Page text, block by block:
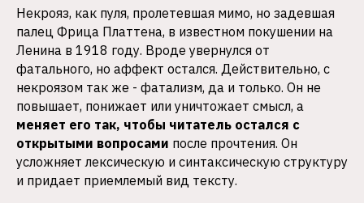
Некрояз, как пуля, пролетевшая мимо, но задевшая
палец Фрица Платтена, в известном покушении на
Ленина в 1918 году. Вроде увернулся от
фатального, но аффект остался. Действительно, с
некроязом так же - фатализм, да и только. Он не
повышает, понижает или уничтожает смысл, а
меняет его так, чтобы читатель остался с
открытыми вопросами после прочтения. Он
усложняет лексическую и синтаксическую структуру
и придает приемлемый вид тексту.